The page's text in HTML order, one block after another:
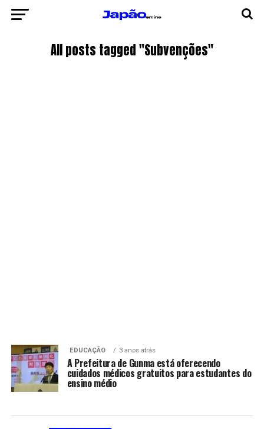
All posts tagged "Subvenções"
EDUCAÇÃO 3 anos atrás
A Prefeitura de Gunma está oferecendo
cuidados médicos gratuitos para estudantes do
ensino médio